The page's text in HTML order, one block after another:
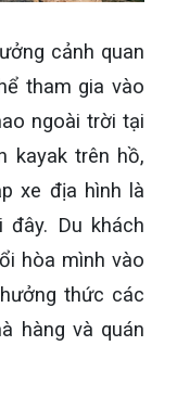
cảnh quan
tham gia vào
ngoài trời tại
kayak trên hồ,
xe địa hình là
Du khách
hòa mình vào
thức các
hàng và quán